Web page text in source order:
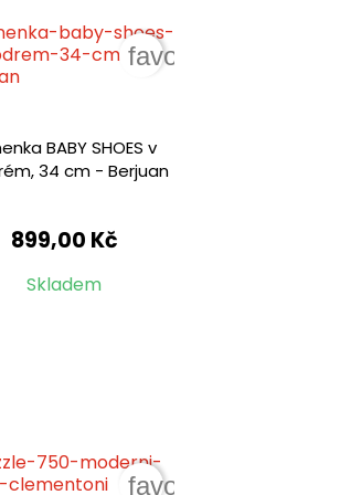
BABY SHOES v
34 cm - Berjuan
899,00 Kč
Skladem
favorite_border
favorite_border